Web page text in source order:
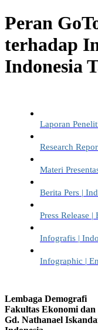
Peran
terhadap
Indonesia
Laporan
Research
Materi
Berita Pers |
Press Release |
Infografis |
Infographic |
Lembaga Demografi
Fakultas Ekonomi dan
Gd. Nathanael